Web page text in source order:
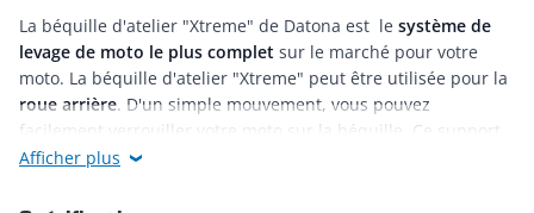
La béquille d'atelier "Xtreme" de Datona est le système de
levage de moto le plus complet sur le marché pour votre
moto. La béquille d'atelier "Xtreme" peut être utilisée pour la
roue arrière. D'un simple mouvement, vous pouvez
facilement verrouiller votre moto sur la béquille. Ce support
de paddock est fermement soudé et sera stable sur n'importe
Afficher plus